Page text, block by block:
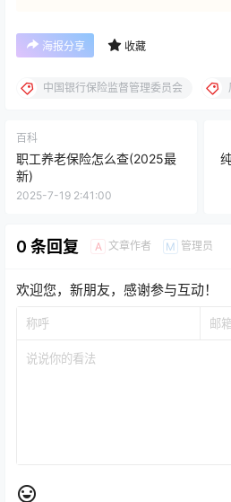
海报分享 收藏
中国银行保险监督管理委员会
百科
职工养老保险怎么查(2025最
新)
2025-7-19 2:41:00
0 条回复 A 文章作者 M 管理员
欢迎您，新朋友，感谢参与互动！